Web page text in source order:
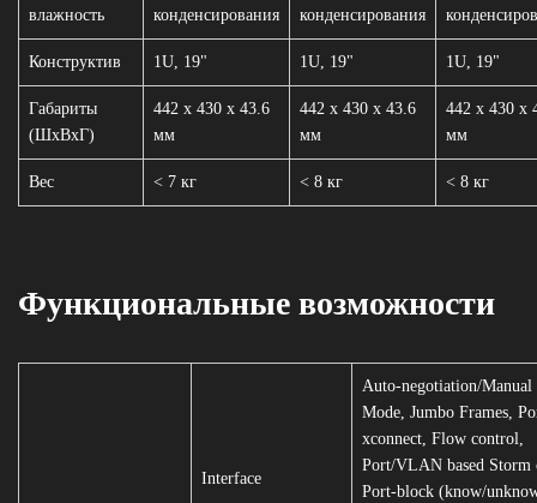
влажность
конденсирования
конденсирования
Конструктив 1U, 19" 1U, 19" 1U, 19"
Габариты
(ШхВхГ)
442 x 430 x 43.6
мм
442 x 430 x 43.6
мм
442 x 430 x
мм
Вес < 7 кг < 8 кг < 8 кг
Функциональные возможности
Interface
Auto-negotiation/Manual
Mode, Jumbo Frames,
xconnect, Flow control,
Port/VLAN based Storm
Port-block (know/